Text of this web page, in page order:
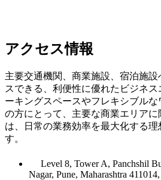
アクセス情報
主要交通機関、商業施設、宿泊施
スできる、利便性に優れたビジネ
ーキングスペースやフレキシブル
の方にとって、主要な商業エリア
は、日常の業務効率を最大化する
す。
Level 8, Tower A, Panchshil
Nagar, Pune, Maharashtra